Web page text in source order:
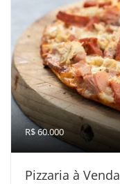
R$ 60.000
Pizzaria à Venda